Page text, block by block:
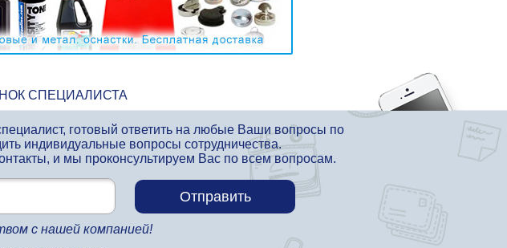
СПЕЦИАЛИСТА
готовый ответить на любые Ваши вопросы по
индивидуальные вопросы сотрудничества.
и мы проконсультируем Вас по всем вопросам.
с нашей компанией!